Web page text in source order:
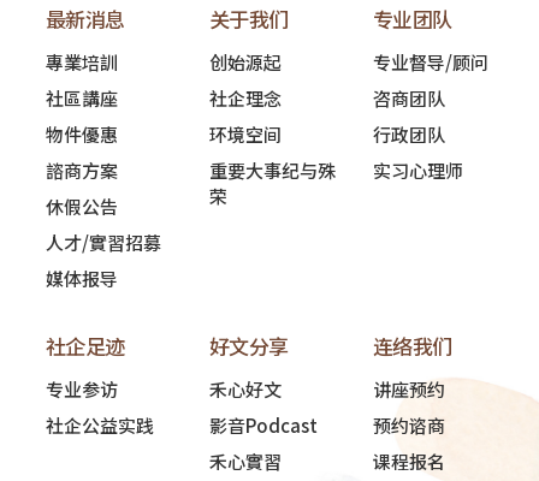
最新消息
專業培訓
社區講座
物件優惠
諮商方案
休假公告
人才/實習招募
媒体报导
关于我们
创始源起
社企理念
环境空间
重要大事纪与殊
荣
专业团队
专业督导/顾问
咨商团队
行政团队
实习心理师
社企足迹
专业参访
社企公益实践
好文分享
禾心好文
影音Podcast
禾心實習
连络我们
讲座预约
预约谘商
课程报名